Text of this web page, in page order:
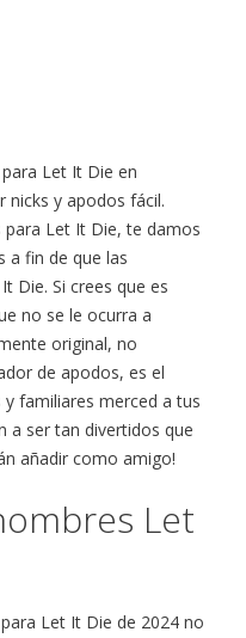
Let It Die en
nicks y apodos fácil.
Let It Die, te damos
a fin de que las
Die. Si crees que es
no se le ocurra a
original, no
de apodos, es el
familiares merced a tus
a ser tan divertidos que
añadir como amigo!
Let
Let It Die de 2024 no